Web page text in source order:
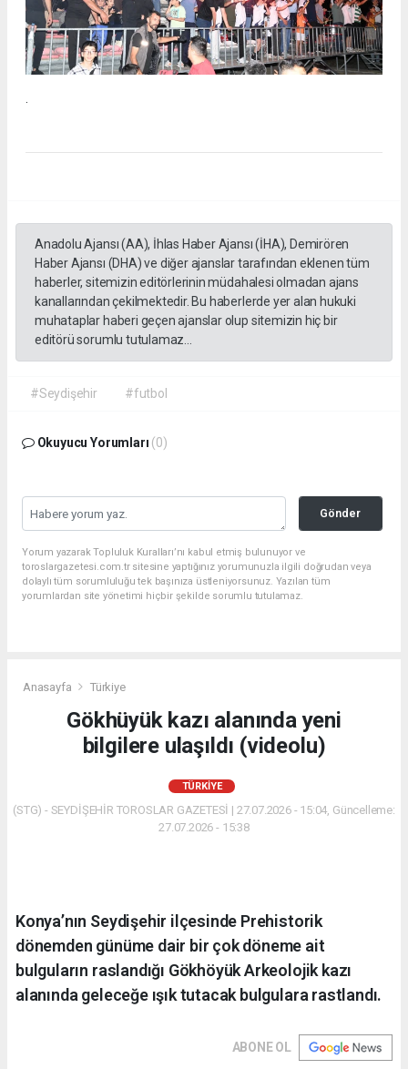
Anadolu Ajansı (AA), İhlas Haber Ajansı (İHA), Demirören
Haber Ajansı (DHA) ve diğer ajanslar tarafından eklenen tüm
haberler, sitemizin editörlerinin müdahalesi olmadan ajans
kanallarından çekilmektedir. Bu haberlerde yer alan hukuki
muhataplar haberi geçen ajanslar olup sitemizin hiç bir
editörü sorumlu tutulamaz...
#Seydişehir #futbol
Okuyucu Yorumları (0)
Gönder
Yorum yazarak Topluluk Kuralları’nı kabul etmiş bulunuyor ve
toroslargazetesi.com.tr sitesine yaptığınız yorumunuzla ilgili doğrudan veya
dolaylı tüm sorumluluğu tek başınıza üstleniyorsunuz. Yazılan tüm
yorumlardan site yönetimi hiçbir şekilde sorumlu tutulamaz.
Anasayfa Türkiye
Gökhüyük kazı alanında yeni
bilgilere ulaşıldı (videolu)
TÜRKIYE
(STG) - SEYDİŞEHİR TOROSLAR GAZETESİ | 27.07.2026 - 15:04, Güncelleme:
27.07.2026 - 15:38
Konya’nın Seydişehir ilçesinde Prehistorik
dönemden günüme dair bir çok döneme ait
bulguların raslandığı Gökhöyük Arkeolojik kazı
alanında geleceğe ışık tutacak bulgulara rastlandı.
ABONE OL